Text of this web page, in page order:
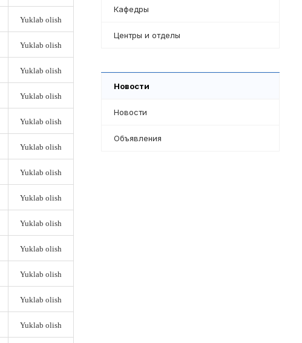
Yuklab olish
Yuklab olish
Yuklab olish
Yuklab olish
Yuklab olish
Yuklab olish
Yuklab olish
Yuklab olish
Yuklab olish
Yuklab olish
Yuklab olish
Yuklab olish
Yuklab olish
Кафедры
Центры и отделы
Новости
Новости
Объявления